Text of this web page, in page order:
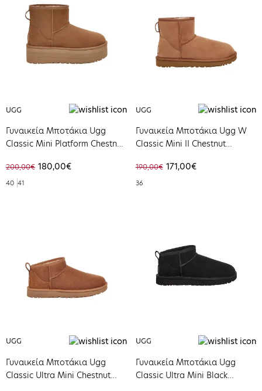
UGG
Γυναικεία Μποτάκια Ugg
Classic Mini Platform Chestnut
200,00€ 180,00€
40 41
UGG
Γυναικεία Μποτάκια Ugg W
Classic Mini II Chestnut
190,00€ 171,00€
36
UGG
Γυναικεία Μποτάκια Ugg
Classic Ultra Mini Chestnut
UGG
Γυναικεία Μποτάκια Ugg
Classic Ultra Mini Black